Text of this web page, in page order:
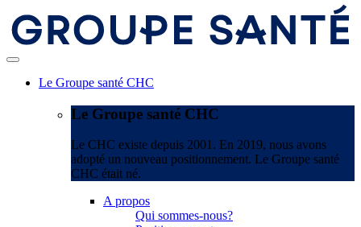
Le Groupe santé CHC
Le Groupe santé CHC
Le CHC existe depuis 2001. En 2019, nous avons
adopté un nouveau positionnement. Le Groupe santé
CHC était né.
A propos
Qui sommes-nous?